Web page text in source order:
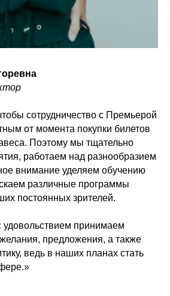
сотрудничество с Премьерой
от момента покупки билетов
Поэтому мы тщательно
работаем над разнообразием
внимание уделяем обучению
различные программы
постоянных зрителей.
принимаем
предложения, а также
ведь в наших планах стать